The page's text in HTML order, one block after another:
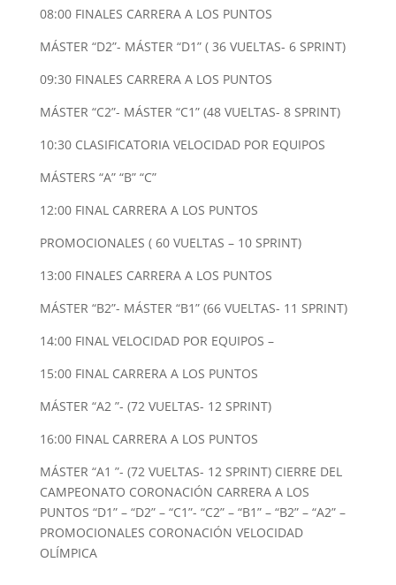
08:00 FINALES CARRERA A LOS PUNTOS
MÁSTER “D2”- MÁSTER “D1” ( 36 VUELTAS- 6 SPRINT)
09:30 FINALES CARRERA A LOS PUNTOS
MÁSTER “C2”- MÁSTER “C1” (48 VUELTAS- 8 SPRINT)
10:30 CLASIFICATORIA VELOCIDAD POR EQUIPOS
MÁSTERS “A” “B” “C”
12:00 FINAL CARRERA A LOS PUNTOS
PROMOCIONALES ( 60 VUELTAS – 10 SPRINT)
13:00 FINALES CARRERA A LOS PUNTOS
MÁSTER “B2”- MÁSTER “B1” (66 VUELTAS- 11 SPRINT)
14:00 FINAL VELOCIDAD POR EQUIPOS –
15:00 FINAL CARRERA A LOS PUNTOS
MÁSTER “A2 ”- (72 VUELTAS- 12 SPRINT)
16:00 FINAL CARRERA A LOS PUNTOS
MÁSTER “A1 ”- (72 VUELTAS- 12 SPRINT) CIERRE DEL
CAMPEONATO CORONACIÓN CARRERA A LOS
PUNTOS “D1” – “D2” – “C1”- “C2” – “B1” – “B2” – “A2” –
PROMOCIONALES CORONACIÓN VELOCIDAD
OLÍMPICA